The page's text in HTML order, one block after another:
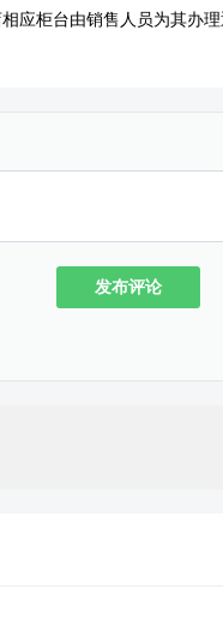
应柜台由销售人员为其办理
发布评论